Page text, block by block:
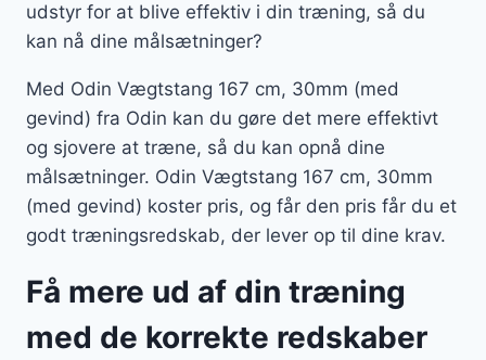
udstyr for at blive effektiv i din træning, så du
kan nå dine målsætninger?
Med Odin Vægtstang 167 cm, 30mm (med
gevind) fra Odin kan du gøre det mere effektivt
og sjovere at træne, så du kan opnå dine
målsætninger. Odin Vægtstang 167 cm, 30mm
(med gevind) koster pris, og får den pris får du et
godt træningsredskab, der lever op til dine krav.
Få mere ud af din træning
med de korrekte redskaber